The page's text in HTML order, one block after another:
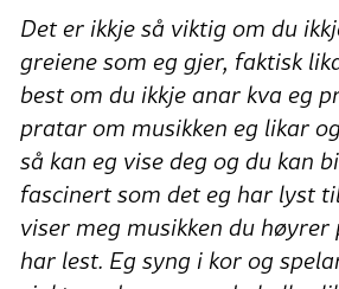
Det er ikkje så viktig om du
greiene som eg gjer, faktisk
best om du ikkje anar kva eg
pratar om musikken eg likar
så kan eg vise deg og du kan
fascinert som det eg har lyst
viser meg musikken du høyrer
har lest. Eg syng i kor og